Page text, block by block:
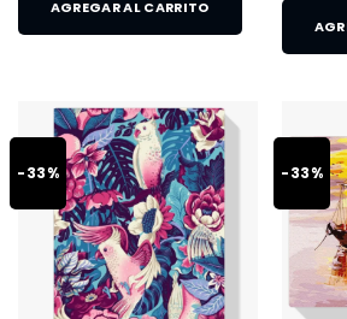
AGREGAR AL CARRITO
-33% -33%